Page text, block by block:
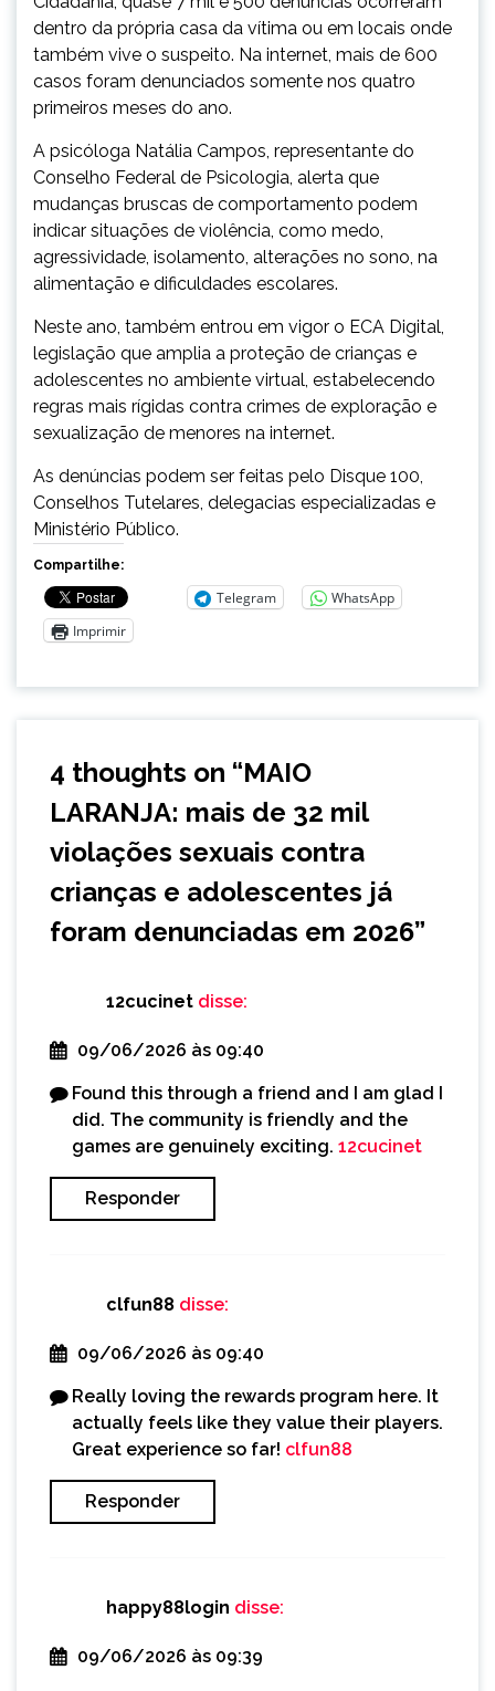
dentro da própria casa da vítima ou em locais onde
também vive o suspeito. Na internet, mais de 600
casos foram denunciados somente nos quatro
primeiros meses do ano.
A psicóloga Natália Campos, representante do
Conselho Federal de Psicologia, alerta que
mudanças bruscas de comportamento podem
indicar situações de violência, como medo,
agressividade, isolamento, alterações no sono, na
alimentação e dificuldades escolares.
Neste ano, também entrou em vigor o ECA Digital,
legislação que amplia a proteção de crianças e
adolescentes no ambiente virtual, estabelecendo
regras mais rígidas contra crimes de exploração e
sexualização de menores na internet.
As denúncias podem ser feitas pelo Disque 100,
Conselhos Tutelares, delegacias especializadas e
Ministério Público.
Compartilhe:
Telegram
WhatsApp
Imprimir
4 thoughts on “MAIO
LARANJA: mais de 32 mil
violações sexuais contra
crianças e adolescentes já
foram denunciadas em 2026”
12cucinet disse:
09/06/2026 às 09:40
Found this through a friend and I am glad I
did. The community is friendly and the
games are genuinely exciting. 12cucinet
Responder
clfun88 disse:
09/06/2026 às 09:40
Really loving the rewards program here. It
actually feels like they value their players.
Great experience so far! clfun88
Responder
happy88login disse:
09/06/2026 às 09:39